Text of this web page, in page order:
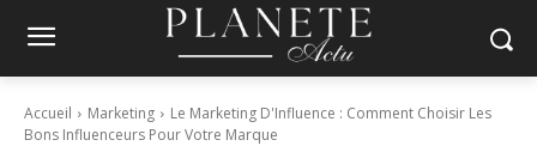
Accueil Marketing
Le Marketing D'Influence : Comment Choisir Les
Bons Influenceurs Pour Votre Marque